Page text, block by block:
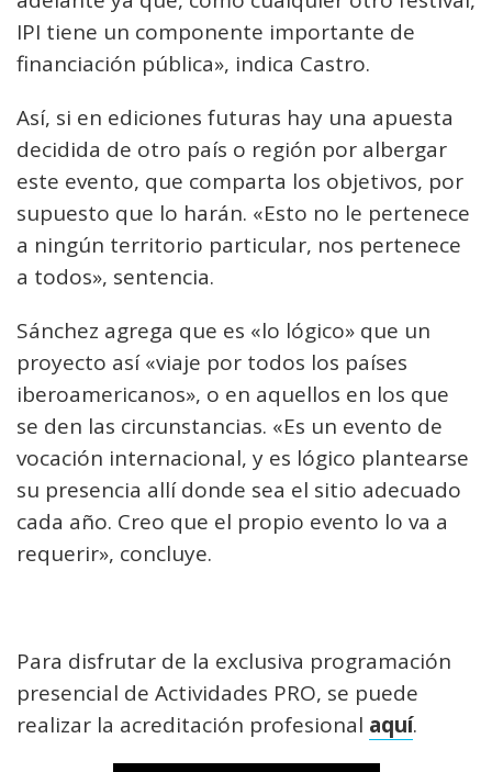
IPI tiene un componente importante de
financiación pública», indica Castro.
Así, si en ediciones futuras hay una apuesta
decidida de otro país o región por albergar
este evento, que comparta los objetivos, por
supuesto que lo harán. «Esto no le pertenece
a ningún territorio particular, nos pertenece
a todos», sentencia.
Sánchez agrega que es «lo lógico» que un
proyecto así «viaje por todos los países
iberoamericanos», o en aquellos en los que
se den las circunstancias. «Es un evento de
vocación internacional, y es lógico plantearse
su presencia allí donde sea el sitio adecuado
cada año. Creo que el propio evento lo va a
requerir», concluye.
Para disfrutar de la exclusiva programación
presencial de Actividades PRO, se puede
realizar la acreditación profesional aquí.